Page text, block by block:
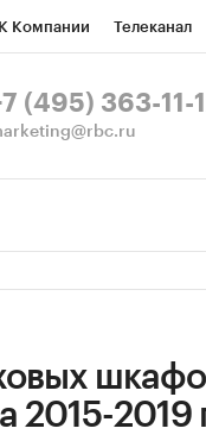
Компании Телеканал
Спецпроекты
(495) 363-11-
2015-2019